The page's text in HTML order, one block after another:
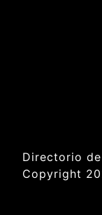
Directorio
Copyright